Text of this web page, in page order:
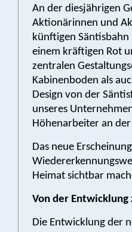
An der diesjährigen
Aktionärinnen und
künftigen
einem kräftigen Rot
zentralen
Kabinenboden als
Design von der
unseres
Höhenarbeiter an
Das neue
Heimat sichtbar
Von der Entwicklung
Die Entwicklung der